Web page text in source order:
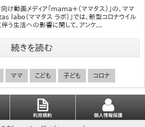
動画メディア「mama＋（ママタス）」の、ママ
labo（ママタス ラボ）」では、新型コロナウイル
う生活への影響に関して、アンケ...
続きを読む
ママ こども 子ども コロナ